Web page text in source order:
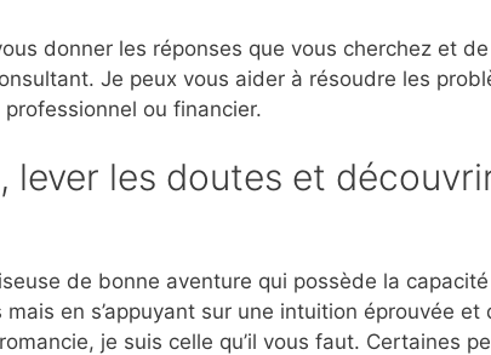
donner les réponses que vous cherchez et
Je peux vous aider à résoudre les
ou financier.
lever les doutes et
de bonne aventure qui possède la
en s’appuyant sur une intuition éprouvée et
je suis celle qu’il vous faut. Certaines